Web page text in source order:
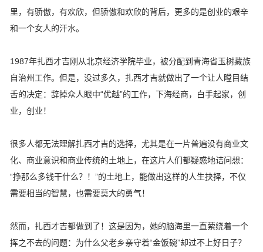
里，有骄傲，有欢欣，但骄傲和欢欣的背后，更多的是创业的艰辛
和一个女人的汗水。
1987年扎西才吉刚从北京经济学院毕业，被分配到青海省玉树藏族
自治州工作。但是，没过多久，扎西才吉就做出了一个让人瞠目结
舌的决定：辞掉众人眼中“优越”的工作，下海经商，白手起家，创
业，创业！
很多人都无法理解扎西才吉的选择，尤其是在一片普遍没有商业文
化、商业意识和商业传统的土地上，在这片人们都疑惑地诘问想：
“挣那么多钱干什么？！”的土地上，能做出这样的人生抉择，不仅
需要相当的智慧，也需要莫大的勇气！
然而，扎西才吉都做到了！这是因为，她的脑海里一直萦绕着一个
挥之不去的问题：为什么父老乡亲守着“金饭碗”却过不上好日子？